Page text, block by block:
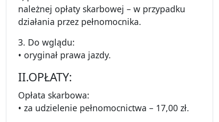
należnej opłaty skarbowej – w przypadku
działania przez pełnomocnika.
3. Do wglądu:
• oryginał prawa jazdy.
II.OPŁATY:
Opłata skarbowa:
• za udzielenie pełnomocnictwa – 17,00 zł.